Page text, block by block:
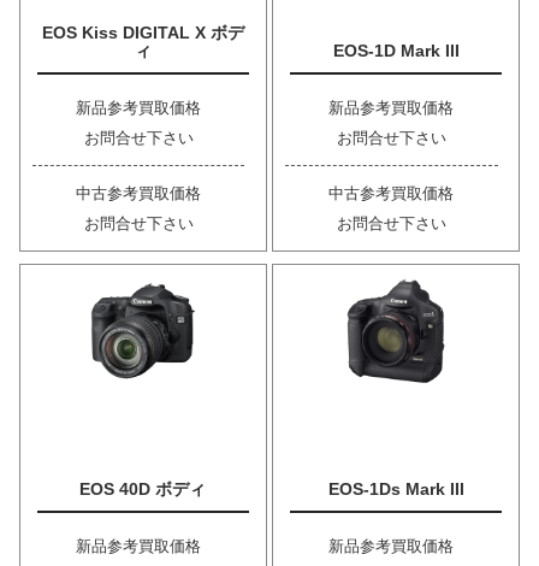
EOS Kiss DIGITAL X ボデ
ィ
新品参考買取価格
お問合せ下さい
中古参考買取価格
お問合せ下さい
EOS-1D Mark III
新品参考買取価格
お問合せ下さい
中古参考買取価格
お問合せ下さい
EOS 40D ボディ
新品参考買取価格
EOS-1Ds Mark III
新品参考買取価格